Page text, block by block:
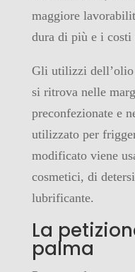
maggiore
dura di più e i
Gli utilizzi
si ritrova nelle
preconfezionate e
utilizzato per
modificato viene
cosmetici, di
lubrificante.
La
palma